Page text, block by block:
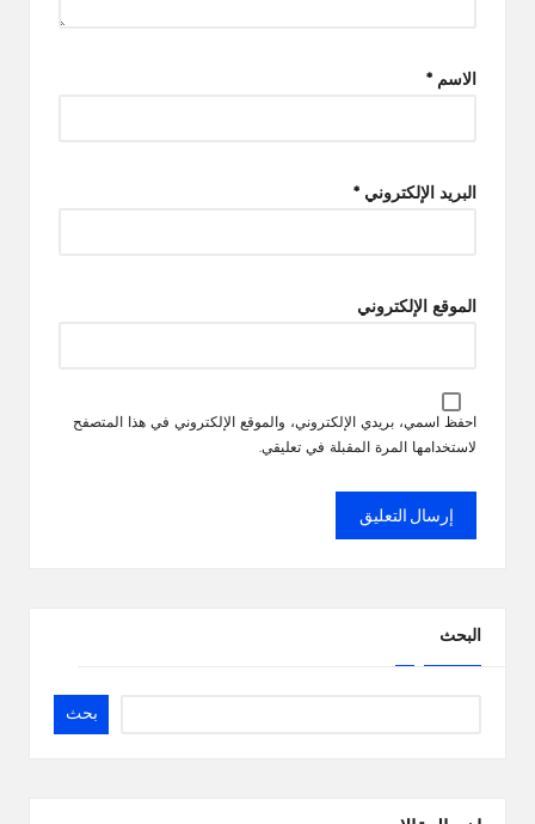
الاسم *
البريد الإلكتروني *
الموقع الإلكتروني
احفظ اسمي، بريدي الإلكتروني، والموقع الإلكتروني في هذا المتصفح
لاستخدامها المرة المقبلة في تعليقي.
البحث
بحث